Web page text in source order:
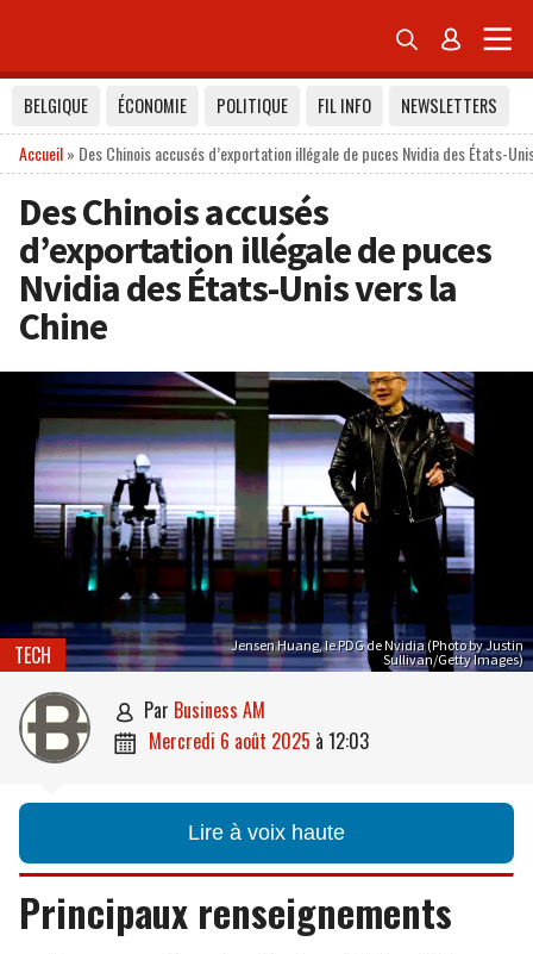
 
BELGIQUE ÉCONOMIE POLITIQUE FIL INFO
NEWSLETTERS
Accueil» Des Chinois accusés d’exportation illégale de puces Nvidia des États-
Des Chinois accusés
d’exportation illégale de puces
Nvidia des États-Unis vers la
Chine
Jensen Huang, le PDG de Nvidia (Photo by Justin
Sullivan/Getty Images)
TECH
 par Business AM
 mercredi 6 août 2025 à 12:03
Lire à voix haute
Principaux renseignements